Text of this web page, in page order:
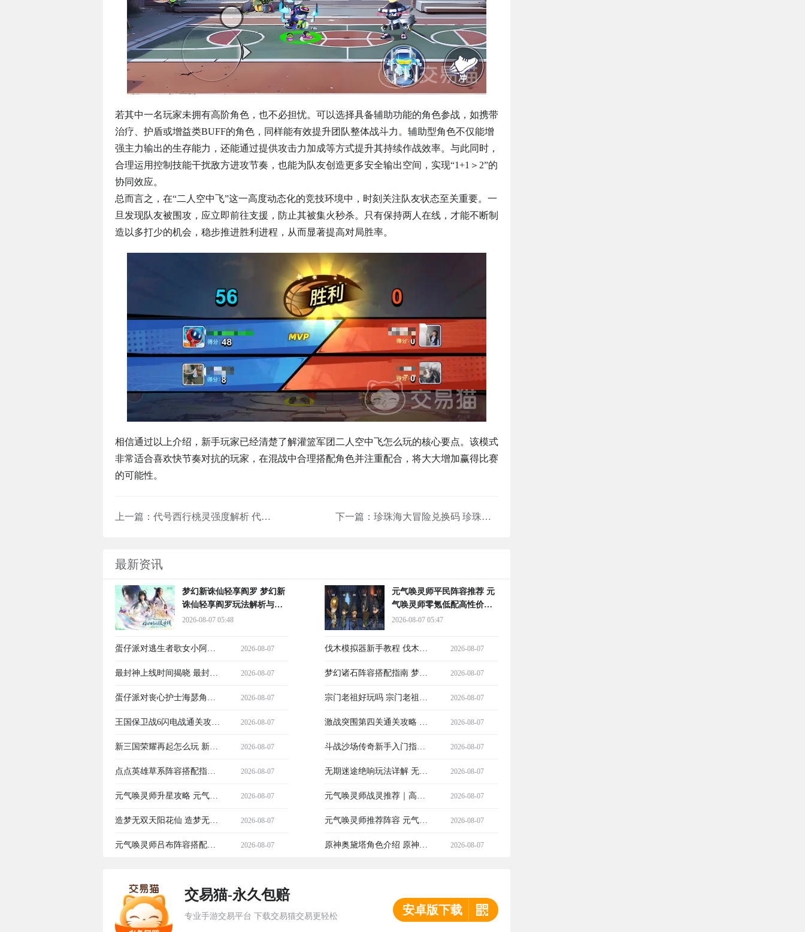
若其中一名玩家未拥有高阶角色，也不必担忧。可以选择具备辅助功能的角色参战，如携带
治疗、护盾或增益类BUFF的角色，同样能有效提升团队整体战斗力。辅助型角色不仅能增
强主力输出的生存能力，还能通过提供攻击力加成等方式提升其持续作战效率。与此同时，
合理运用控制技能干扰敌方进攻节奏，也能为队友创造更多安全输出空间，实现“1+1＞2”的
协同效应。
总而言之，在“二人空中飞”这一高度动态化的竞技环境中，时刻关注队友状态至关重要。一
旦发现队友被围攻，应立即前往支援，防止其被集火秒杀。只有保持两人在线，才能不断制
造以多打少的机会，稳步推进胜利进程，从而显著提高对局胜率。
相信通过以上介绍，新手玩家已经清楚了解灌篮军团二人空中飞怎么玩的核心要点。该模式
非常适合喜欢快节奏对抗的玩家，在混战中合理搭配角色并注重配合，将大大增加赢得比赛
的可能性。
上一篇： 代号西行桃灵强度解析 代号西行桃灵技能机制与实战表现分析 下一篇： 珍珠海大冒险兑换码 珍珠海大冒险体力兑换码最新分享
最新资讯
梦幻新诛仙轻享阎罗 梦幻新
诛仙轻享阎罗玩法解析与实
战评测
2026-08-07 05:48
蛋仔派对逃生者歌女小阿娇
介绍 蛋仔派对小阿娇角色强
度与玩法解析
2026-08-07
最封神上线时间揭晓 最封神
正式开服日期一览
2026-08-07
蛋仔派对丧心护士海瑟角色
介绍 蛋仔派对海瑟技能玩法
与获取方式详解
2026-08-07
王国保卫战6闪电战通关攻略
王国保卫战6闪电战全流程详
细打法与关卡技巧
2026-08-07
新三国荣耀再起怎么玩 新三
国荣耀再起新手入门与进阶
攻略
2026-08-07
点点英雄草系阵容搭配指南
点点英雄高胜率草系角色组
合与实战技巧
2026-08-07
元气唤灵师升星攻略 元气唤
灵师修魔流角色培养与唤灵
升星详细教程
2026-08-07
造梦无双天阳花仙 造梦无双
天阳花仙角色强度解析与实
2026-08-07
元气唤灵师吕布阵容搭配指
阵容与实战攻略
2026-08-07
元气唤灵师平民阵容推荐 元
气唤灵师零氪低配高性价比
开荒阵容
2026-08-07 05:47
伐木模拟器新手教程 伐木模
拟器入门指南与操作技巧
2026-08-07
梦幻诸石阵容搭配指南 梦幻
诸石最强实用阵容推荐
2026-08-07
宗门老祖好玩吗 宗门老祖核
心玩法与入门指南
2026-08-07
激战突围第四关通关攻略 激
战突围第四关详细打法与机
制解析
2026-08-07
斗战沙场传奇新手入门指南
斗战沙场传奇快速上手与核
心玩法详解
2026-08-07
无期迷途绝响玩法详解 无期
迷途绝响模式机制与通关技
巧全解析
2026-08-07
元气唤灵师战灵推荐｜高性
价比与实战强度兼顾的战灵
选择指南
2026-08-07
元气唤灵师推荐阵容 元气唤
灵师高胜率实用阵容搭配指
2026-08-07
原神奥黛塔角色介绍 原神奥 2026-08-07
交易猫-永久包赔
专业手游交易平台 下载交易猫交易更轻松 安卓版下载